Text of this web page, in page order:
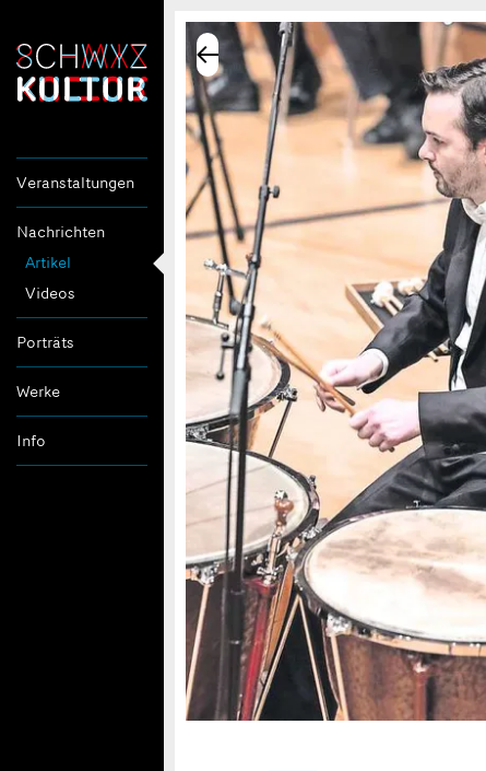
Veranstaltungen
Nachrichten
Artikel
Videos
Porträts
Werke
Info